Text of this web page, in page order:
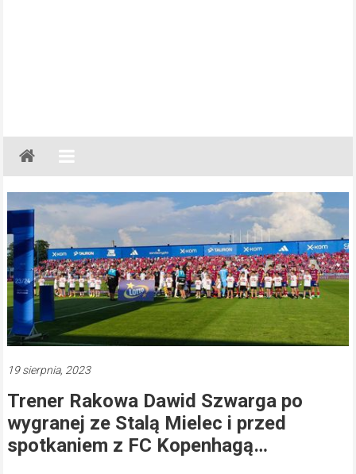
Gazeta
Regionalna
Częstochowa,
Kłobuck,
Lubliniec,
Myszków
19 sierpnia, 2023
Trener Rakowa Dawid Szwarga po
wygranej ze Stalą Mielec i przed
spotkaniem z FC Kopenhagą…